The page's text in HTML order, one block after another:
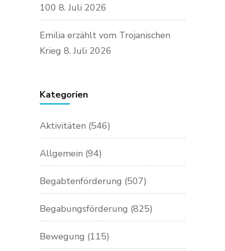
100 8. Juli 2026
Emilia erzählt vom Trojanischen
Krieg 8. Juli 2026
Kategorien
Aktivitäten (546)
Allgemein (94)
Begabtenförderung (507)
Begabungsförderung (825)
Bewegung (115)